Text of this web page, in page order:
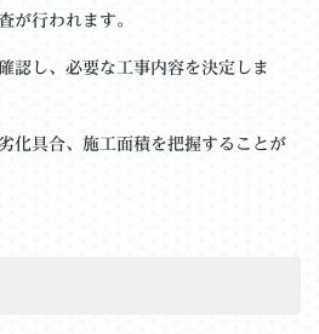
が行われます。
認し、必要な工事内容を決定しま
化具合、施工面積を把握することが